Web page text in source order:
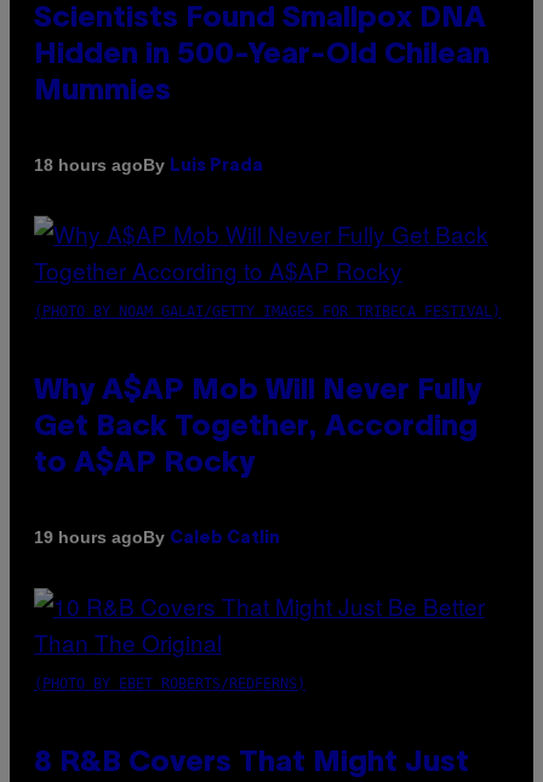
Scientists Found Smallpox DNA
Hidden in 500-Year-Old Chilean
Mummies
18 hours agoBy Luis Prada
(PHOTO BY NOAM GALAI/GETTY IMAGES FOR TRIBECA FESTIVAL)
Why A$AP Mob Will Never Fully
Get Back Together, According
to A$AP Rocky
19 hours agoBy Caleb Catlin
(PHOTO BY EBET ROBERTS/REDFERNS)
8 R&B Covers That Might Just